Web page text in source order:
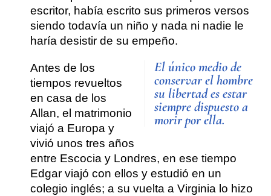
escritor, había escrito sus primeros versos
siendo todavía un niño y nada ni nadie le
haría desistir de su empeño.
El único medio de
conservar el hombre
su libertad es estar
siempre dispuesto a
morir por ella.
Antes de los
tiempos revueltos
en casa de los
Allan, el matrimonio
viajó a Europa y
vivió unos tres años
entre Escocia y Londres, en ese tiempo
Edgar viajó con ellos y estudió en un
colegio inglés; a su vuelta a Virginia lo hizo